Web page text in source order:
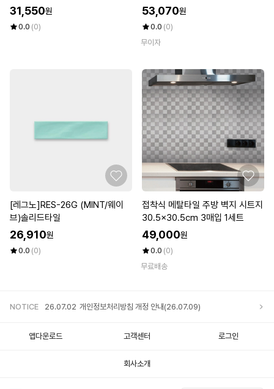
31,550원
0.0 (0)
53,070원
0.0 (0)
무이자
[레그노]RES-26G (MINT/웨이
브)솔리드타일
26,910원
0.0 (0)
접착식 메탈타일 주방 벽지 시트지
30.5x30.5cm 3매입 1세트
49,000원
0.0 (0)
무료배송
NOTICE 26.07.02 개인정보처리방침 개정 안내(26.07.09)
앱다운로드 고객센터 로그인
회사소개